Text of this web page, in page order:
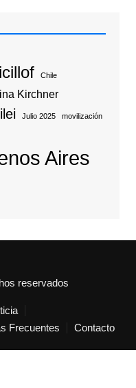
Chile
Kirchner
Julio 2025 movilización
Aires
reservados
Frecuentes Contacto